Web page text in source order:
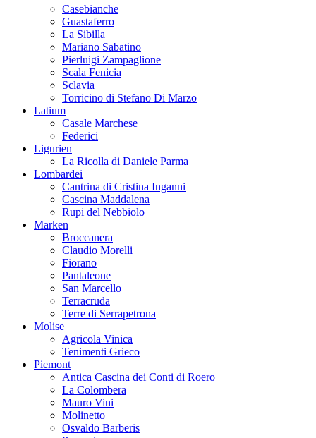
Casa Setaro
Casebianche
Guastaferro
La Sibilla
Mariano Sabatino
Pierluigi Zampaglione
Scala Fenicia
Sclavia
Torricino di Stefano Di Marzo
Latium
Casale Marchese
Federici
Ligurien
La Ricolla di Daniele Parma
Lombardei
Cantrina di Cristina Inganni
Cascina Maddalena
Rupi del Nebbiolo
Marken
Broccanera
Claudio Morelli
Fiorano
Pantaleone
San Marcello
Terracruda
Terre di Serrapetrona
Molise
Agricola Vinica
Tenimenti Grieco
Piemont
Antica Cascina dei Conti di Roero
La Colombera
Mauro Vini
Molinetto